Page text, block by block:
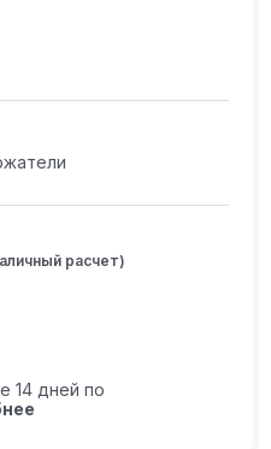
расчет)
14 дней по